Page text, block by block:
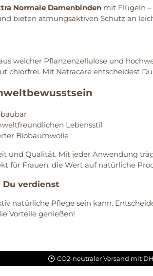
Normale Damenbinden mit Flügeln
bieten atmungsaktiven Schutz an
weicher Pflanzenzellulose und
chlorfrei. Mit Natracare entscheidest
Lebensstil
Biobaumwolle
und Qualität. Mit jeder Anwendung
für Frauen, die Wert auf natürliche
Du verdienst
natürliche Pflege sein kann.
Vorteile genießen!
CO2-neutraler Versand mit